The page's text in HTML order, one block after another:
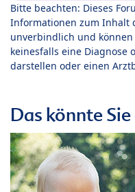
Bitte beachten: Dieses
Informationen zum Inhalt
unverbindlich und
keinesfalls eine Diagnose
darstellen oder einen
Das könnte